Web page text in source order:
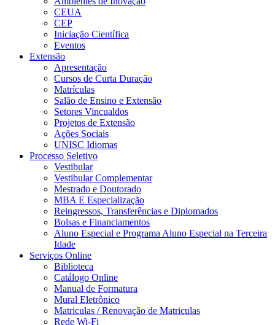
CEUA
CEP
Iniciação Científica
Eventos
Extensão
Apresentação
Cursos de Curta Duração
Matrículas
Salão de Ensino e Extensão
Setores Vincualdos
Projetos de Extensão
Ações Sociais
UNISC Idiomas
Processo Seletivo
Vestibular
Vestibular Complementar
Mestrado e Doutorado
MBA E Especialização
Reingressos, Transferências e Diplomados
Bolsas e Financiamentos
Aluno Especial e Programa Aluno Especial na Terceira
Idade
Serviços Online
Biblioteca
Catálogo Online
Manual de Formatura
Mural Eletrônico
Matriculas / Renovação de Matriculas
Rede Wi-Fi